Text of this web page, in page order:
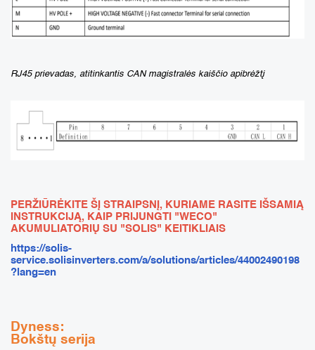
RJ45 prievadas, atitinkantis CAN magistralės kaiščio apibrėžtį
PERŽIŪRĖKITE ŠĮ STRAIPSNĮ, KURIAME RASITE IŠSAMIĄ
INSTRUKCIJĄ, KAIP PRIJUNGTI "WECO"
AKUMULIATORIŲ SU "SOLIS" KEITIKLIAIS
https://solis-
service.solisinverters.com/a/solutions/articles/44002490198
?lang=en
Dyness:
Bokštų serija